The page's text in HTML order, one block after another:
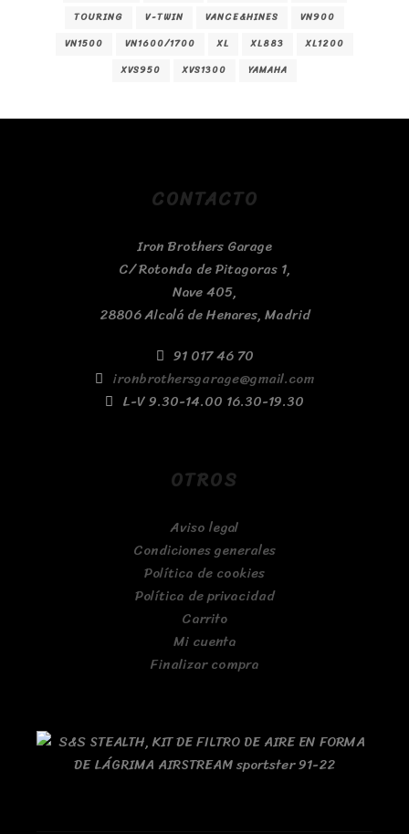
TOURING
V-TWIN VANCE&HINES
VN900
VN1500
VN1600/1700 XL XL883
XL1200
XVS950
XVS1300 YAMAHA
CONTACTO
Iron Brothers Garage
C/ Rotonda de Pitagoras 1,
Nave 405,
28806 Alcalá de Henares, Madrid
91 017 46 70
ironbrothersgarage@gmail.com
L-V 9.30-14.00 16.30-19.30
OTROS
Aviso legal
Condiciones generales
Política de cookies
Política de privacidad
Carrito
Mi cuenta
Finalizar compra